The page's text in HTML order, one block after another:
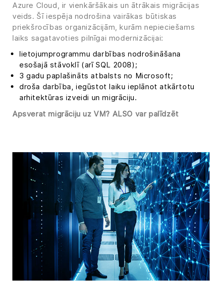
Azure Cloud, ir vienkāršākais un ātrākais migrācijas
veids. Šī iespēja nodrošina vairākas būtiskas
priekšrocības organizācijām, kurām nepieciešams
laiks sagatavoties pilnīgai modernizācijai:
lietojumprogrammu darbības nodrošināšana
esošajā stāvoklī (arī SQL 2008);
3 gadu paplašināts atbalsts no Microsoft;
droša darbība, iegūstot laiku ieplānot atkārtotu
arhitektūras izveidi un migrāciju.
Apsverat migrāciju uz VM? ALSO var palīdzēt